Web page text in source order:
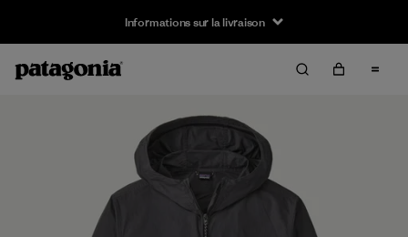
Informations sur la livraison